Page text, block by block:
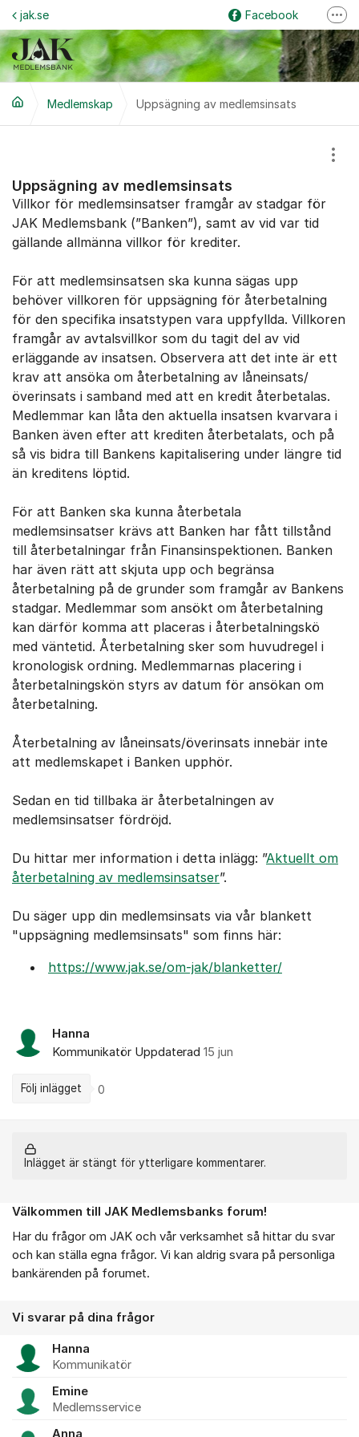
Hoppa till innehåll
jak.se Facebook
Logga in på internetbanken
Instagram Grus & Guld
Medlemskap Uppsägning av medlemsinsats
Uppsägning av medlemsinsats
Villkor för medlemsinsatser framgår av stadgar för
JAK Medlemsbank (”Banken”), samt av vid var tid
gällande allmänna villkor för krediter.
För att medlemsinsatsen ska kunna sägas upp
behöver villkoren för uppsägning för återbetalning
för den specifika insatstypen vara uppfyllda. Villkoren
framgår av avtalsvillkor som du tagit del av vid
erläggande av insatsen. Observera att det inte är ett
krav att ansöka om återbetalning av låneinsats/
överinsats i samband med att en kredit återbetalas.
Medlemmar kan låta den aktuella insatsen kvarvara i
Banken även efter att krediten återbetalats, och på
så vis bidra till Bankens kapitalisering under längre tid
än kreditens löptid.
För att Banken ska kunna återbetala
medlemsinsatser krävs att Banken har fått tillstånd
till återbetalningar från Finansinspektionen. Banken
har även rätt att skjuta upp och begränsa
återbetalning på de grunder som framgår av Bankens
stadgar. Medlemmar som ansökt om återbetalning
kan därför komma att placeras i återbetalningskö
med väntetid. Återbetalning sker som huvudregel i
kronologisk ordning. Medlemmarnas placering i
återbetalningskön styrs av datum för ansökan om
återbetalning.
Återbetalning av låneinsats/överinsats innebär inte
att medlemskapet i Banken upphör.
Sedan en tid tillbaka är återbetalningen av
medlemsinsatser fördröjd.
Du hittar mer information i detta inlägg: ”Aktuellt om
återbetalning av medlemsinsatser”.
Du säger upp din medlemsinsats via vår blankett
"uppsägning medlemsinsats" som finns här:
https://www.jak.se/om-jak/blanketter/
Hanna
Kommunikatör Uppdaterad 15 jun
Följ inlägget 0
Inlägget är stängt för ytterligare kommentarer.
Om forumet
Välkommen till JAK Medlemsbanks forum!
Har du frågor om JAK och vår verksamhet så hittar du svar
och kan ställa egna frågor. Vi kan aldrig svara på personliga
bankärenden på forumet.
Vi svarar på dina frågor
Hanna
Kommunikatör
Emine
Medlemsservice
Anna